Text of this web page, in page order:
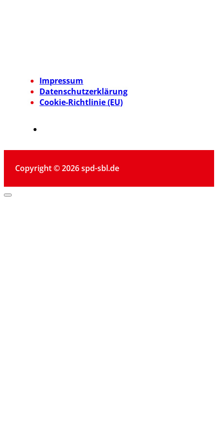
Impressum
Datenschutzerklärung
Cookie-Richtlinie (EU)
Copyright © 2026 spd-sbl.de